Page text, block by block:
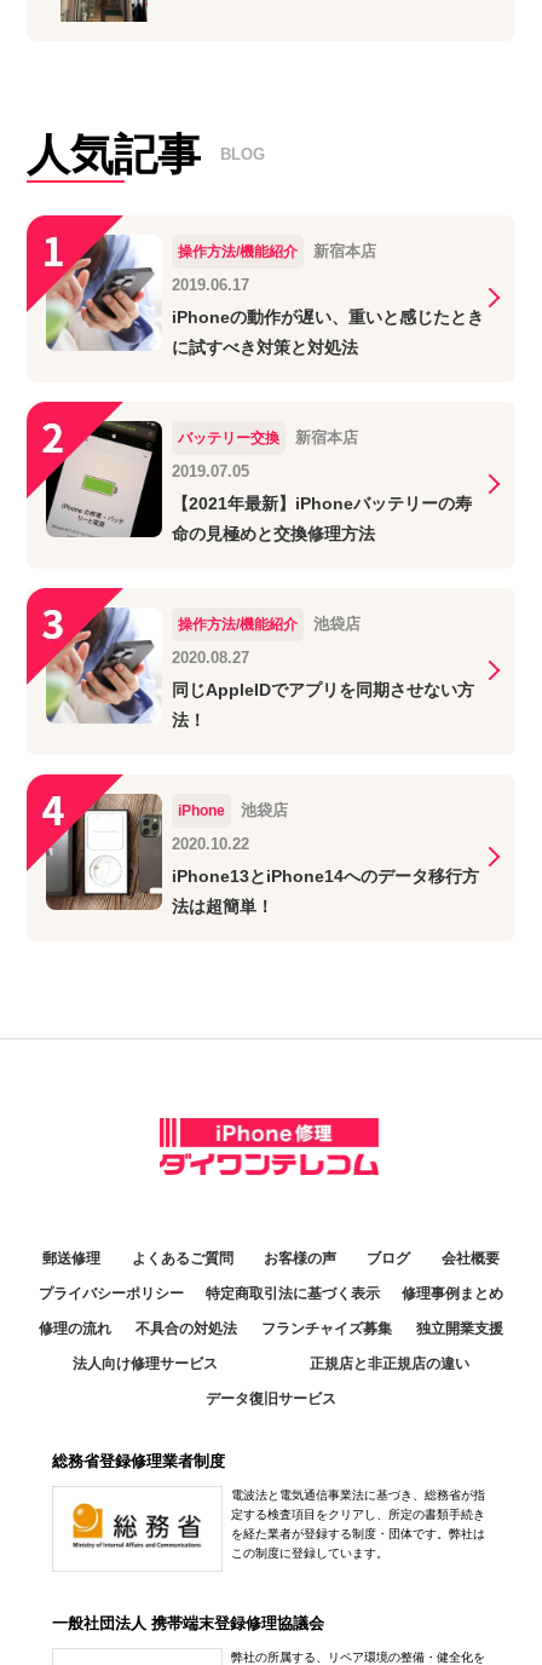
人気記事 BLOG
操作方法/機能紹介
新宿本店
2019.06.17
iPhoneの動作が遅い、重いと感じたとき
に試すべき対策と対処法
バッテリー交換
新宿本店
2019.07.05
【2021年最新】iPhoneバッテリーの寿
命の見極めと交換修理方法
操作方法/機能紹介
池袋店
2020.08.27
同じAppleIDでアプリを同期させない方
法！
iPhone
池袋店
2020.10.22
iPhone13とiPhone14へのデータ移行方
法は超簡単！
郵送修理 よくあるご質問 お客様の声 ブログ 会社概要
プライバシーポリシー 特定商取引法に基づく表示 修理事例まとめ
修理の流れ 不具合の対処法 フランチャイズ募集 独立開業支援
法人向け修理サービス 正規店と非正規店の違い
データ復旧サービス
総務省登録修理業者制度
電波法と電気通信事業法に基づき、総務省が指
定する検査項目をクリアし、所定の書類手続き
を経た業者が登録する制度・団体です。弊社は
この制度に登録しています。
一般社団法人 携帯端末登録修理協議会
弊社の所属する、リペア環境の整備・健全化を